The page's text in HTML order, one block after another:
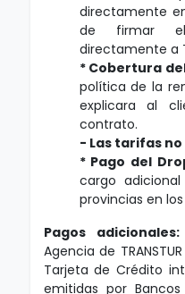
directamente
de firmar
directamente a
* Cobertura
política de la
explicara al
contrato.
- Las tarifas
*Pago del
cargo
provincias en
Pagos adicionales:
Agencia de
Tarjeta de Crédito
emitidas por